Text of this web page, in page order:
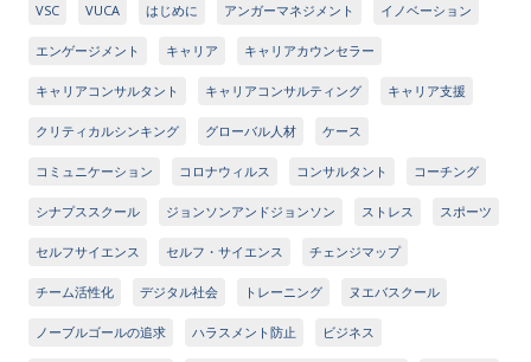
VSC VUCA はじめに アンガーマネジメント イノベーション
エンゲージメント キャリア キャリアカウンセラー
キャリアコンサルタント キャリアコンサルティング キャリア支援
クリティカルシンキング グローバル人材 ケース
コミュニケーション コロナウィルス コンサルタント コーチング
シナプススクール ジョンソンアンドジョンソン ストレス スポーツ
セルフサイエンス セルフ・サイエンス チェンジマップ
チーム活性化 デジタル社会 トレーニング ヌエバスクール
ノーブルゴールの追求 ハラスメント防止 ビジネス